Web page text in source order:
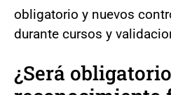
obligatorio y nuevos
durante cursos y
¿Será